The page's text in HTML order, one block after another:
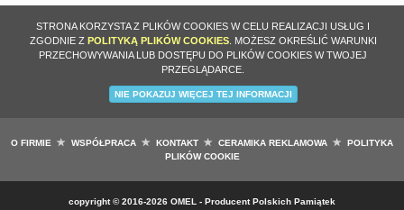
STRONA KORZYSTA Z PLIKÓW COOKIES W CELU REALIZACJI USŁUG I
ZGODNIE Z POLITYKĄ PLIKÓW COOKIES. MOŻESZ OKREŚLIĆ WARUNKI
PRZECHOWYWANIA LUB DOSTĘPU DO PLIKÓW COOKIES W TWOJEJ
PRZEGLĄDARCE.
NIE POKAZUJ WIĘCEJ TEJ INFORMACJI
O FIRMIE WSPÓŁPRACA KONTAKT CERAMIKA REKLAMOWA
POLITYKA
PLIKÓW COOKIE
copyright©2016-2026 OMEL - Producent Polskich Pamiątek